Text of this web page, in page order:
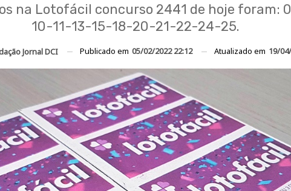
na Lotofácil concurso 2441 de hoje
10-11-13-15-18-20-21-22-24-25.
Jornal DCI Publicado em 05/02/2022 22:12 Atualizado em 19/